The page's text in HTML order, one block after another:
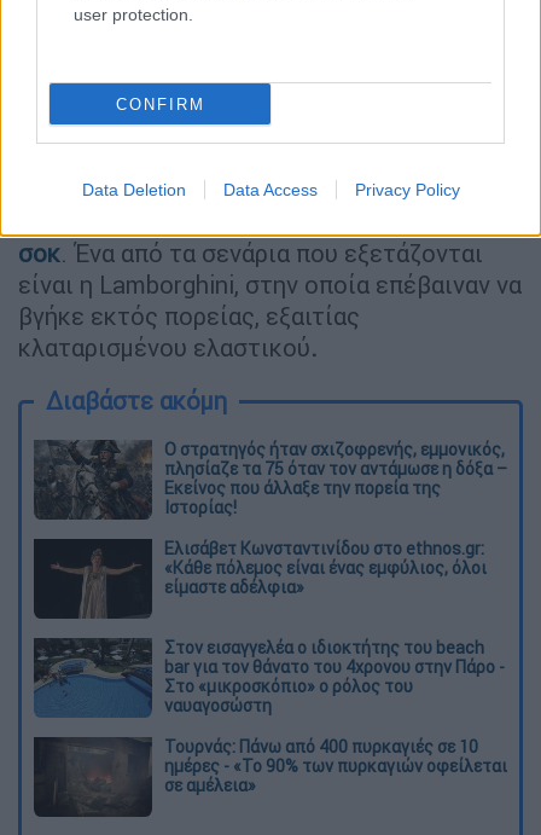
user protection.
CONFIRM
Data Deletion Data Access Privacy Policy
σοκ. Ένα από τα σενάρια που εξετάζονται
είναι η Lamborghini, στην οποία επέβαιναν να
βγήκε εκτός πορείας, εξαιτίας
κλαταρισμένου ελαστικού.
Διαβάστε ακόμη
O στρατηγός ήταν σχιζοφρενής, εμμονικός,
πλησίαζε τα 75 όταν τον αντάμωσε η δόξα –
Εκείνος που άλλαξε την πορεία της
Ιστορίας!
Ελισάβετ Κωνσταντινίδου στο ethnos.gr:
«Κάθε πόλεμος είναι ένας εμφύλιος, όλοι
είμαστε αδέλφια»
Στον εισαγγελέα ο ιδιοκτήτης του beach
bar για τον θάνατο του 4χρονου στην Πάρο -
Στο «μικροσκόπιο» ο ρόλος του
ναυαγοσώστη
Τουρνάς: Πάνω από 400 πυρκαγιές σε 10
ημέρες - «Το 90% των πυρκαγιών οφείλεται
σε αμέλεια»